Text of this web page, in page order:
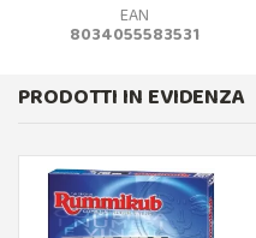
EAN
8034055583531
PRODOTTI IN EVIDENZA